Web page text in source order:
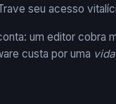
seu acesso
um editor cobra
custa por uma